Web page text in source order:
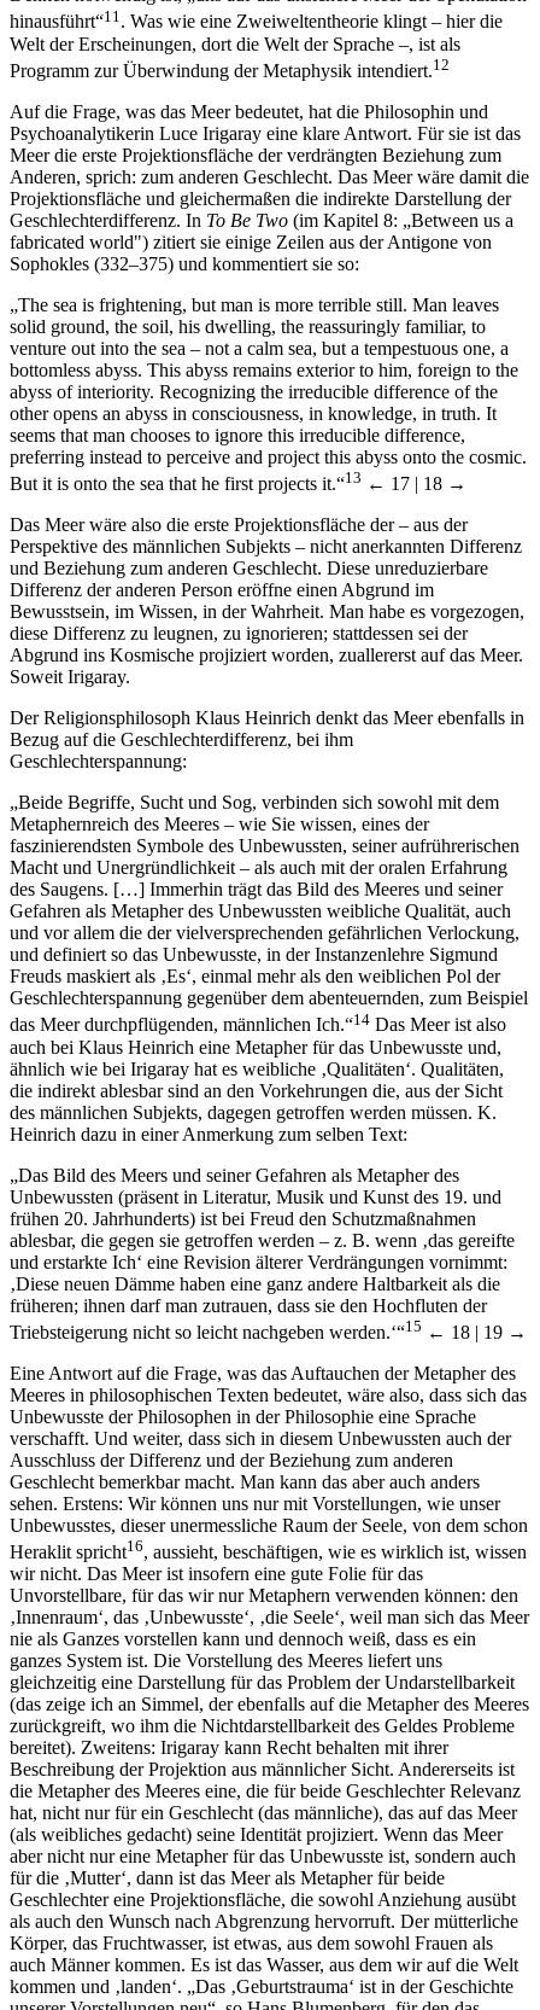
hinausführt“11 . Was wie eine Zweiweltentheorie klingt – hier die
Welt der Erscheinungen, dort die Welt der Sprache –, ist als
Programm zur Überwindung der Metaphysik intendiert.12
Auf die Frage, was das Meer bedeutet, hat die Philosophin und
Psychoanalytikerin Luce Irigaray eine klare Antwort. Für sie ist das
Meer die erste Projektionsfläche der verdrängten Beziehung zum
Anderen, sprich: zum anderen Geschlecht. Das Meer wäre damit die
Projektionsfläche und gleichermaßen die indirekte Darstellung der
Geschlechterdifferenz. In To Be Two (im Kapitel 8: „Between us a
fabricated world") zitiert sie einige Zeilen aus der Antigone von
Sophokles (332–375) und kommentiert sie so:
„The sea is frightening, but man is more terrible still. Man leaves
solid ground, the soil, his dwelling, the reassuringly familiar, to
venture out into the sea – not a calm sea, but a tempestuous one, a
bottomless abyss. This abyss remains exterior to him, foreign to the
abyss of interiority. Recognizing the irreducible difference of the
other opens an abyss in consciousness, in knowledge, in truth. It
seems that man chooses to ignore this irreducible difference,
preferring instead to perceive and project this abyss onto the cosmic.
But it is onto the sea that he first projects it.“13 ← 17 | 18 →
Das Meer wäre also die erste Projektionsfläche der – aus der
Perspektive des männlichen Subjekts – nicht anerkannten Differenz
und Beziehung zum anderen Geschlecht. Diese unreduzierbare
Differenz der anderen Person eröffne einen Abgrund im
Bewusstsein, im Wissen, in der Wahrheit. Man habe es vorgezogen,
diese Differenz zu leugnen, zu ignorieren; stattdessen sei der
Abgrund ins Kosmische projiziert worden, zuallererst auf das Meer.
Soweit Irigaray.
Der Religionsphilosoph Klaus Heinrich denkt das Meer ebenfalls in
Bezug auf die Geschlechterdifferenz, bei ihm
Geschlechterspannung:
„Beide Begriffe, Sucht und Sog, verbinden sich sowohl mit dem
Metaphernreich des Meeres – wie Sie wissen, eines der
faszinierendsten Symbole des Unbewussten, seiner aufrührerischen
Macht und Unergründlichkeit – als auch mit der oralen Erfahrung
des Saugens. […] Immerhin trägt das Bild des Meeres und seiner
Gefahren als Metapher des Unbewussten weibliche Qualität, auch
und vor allem die der vielversprechenden gefährlichen Verlockung,
und definiert so das Unbewusste, in der Instanzenlehre Sigmund
Freuds maskiert als ‚Es‘, einmal mehr als den weiblichen Pol der
Geschlechterspannung gegenüber dem abenteuernden, zum Beispiel
das Meer durchpflügenden, männlichen Ich.“14 Das Meer ist also
auch bei Klaus Heinrich eine Metapher für das Unbewusste und,
ähnlich wie bei Irigaray hat es weibliche ‚Qualitäten‘. Qualitäten,
die indirekt ablesbar sind an den Vorkehrungen die, aus der Sicht
des männlichen Subjekts, dagegen getroffen werden müssen. K.
Heinrich dazu in einer Anmerkung zum selben Text:
„Das Bild des Meers und seiner Gefahren als Metapher des
Unbewussten (präsent in Literatur, Musik und Kunst des 19. und
frühen 20. Jahrhunderts) ist bei Freud den Schutzmaßnahmen
ablesbar, die gegen sie getroffen werden – z. B. wenn ‚das gereifte
und erstarkte Ich‘ eine Revision älterer Verdrängungen vornimmt:
‚Diese neuen Dämme haben eine ganz andere Haltbarkeit als die
früheren; ihnen darf man zutrauen, dass sie den Hochfluten der
Triebsteigerung nicht so leicht nachgeben werden.‘“15 ← 18 | 19 →
Eine Antwort auf die Frage, was das Auftauchen der Metapher des
Meeres in philosophischen Texten bedeutet, wäre also, dass sich das
Unbewusste der Philosophen in der Philosophie eine Sprache
verschafft. Und weiter, dass sich in diesem Unbewussten auch der
Ausschluss der Differenz und der Beziehung zum anderen
Geschlecht bemerkbar macht. Man kann das aber auch anders
sehen. Erstens: Wir können uns nur mit Vorstellungen, wie unser
Unbewusstes, dieser unermessliche Raum der Seele, von dem schon
Heraklit spricht16, aussieht, beschäftigen, wie es wirklich ist, wissen
wir nicht. Das Meer ist insofern eine gute Folie für das
Unvorstellbare, für das wir nur Metaphern verwenden können: den
‚Innenraum‘, das ‚Unbewusste‘, ‚die Seele‘, weil man sich das Meer
nie als Ganzes vorstellen kann und dennoch weiß, dass es ein
ganzes System ist. Die Vorstellung des Meeres liefert uns
gleichzeitig eine Darstellung für das Problem der Undarstellbarkeit
(das zeige ich an Simmel, der ebenfalls auf die Metapher des Meeres
zurückgreift, wo ihm die Nichtdarstellbarkeit des Geldes Probleme
bereitet). Zweitens: Irigaray kann Recht behalten mit ihrer
Beschreibung der Projektion aus männlicher Sicht. Andererseits ist
die Metapher des Meeres eine, die für beide Geschlechter Relevanz
hat, nicht nur für ein Geschlecht (das männliche), das auf das Meer
(als weibliches gedacht) seine Identität projiziert. Wenn das Meer
aber nicht nur eine Metapher für das Unbewusste ist, sondern auch
für die ‚Mutter‘, dann ist das Meer als Metapher für beide
Geschlechter eine Projektionsfläche, die sowohl Anziehung ausübt
als auch den Wunsch nach Abgrenzung hervorruft. Der mütterliche
Körper, das Fruchtwasser, ist etwas, aus dem sowohl Frauen als
auch Männer kommen. Es ist das Wasser, aus dem wir auf die Welt
kommen und ‚landen‘. „Das ‚Geburtstrauma‘ ist in der Geschichte